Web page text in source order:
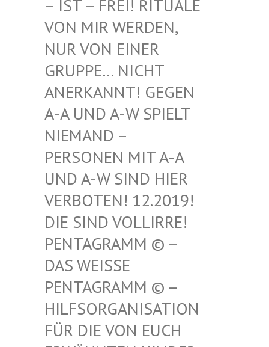
ST – FREI! RITUALE VON
MIR WERDEN, NUR
VON EINER GRU
PPE… NICHT ANE
RKANNT! GEGEN A-A
UND A-W SPIELT NIE
MAND – PER
SONEN MIT A-A UND
A-W SIND HIER VER
BOTEN! 12.2019! DIE
SIND VOLLIRRE! PEN
TAGRAMM © – DAS
WEISSE PENT
AGRAMM © – HILF
SORGANISATION FÜR
DIE VON EUCH ERWÄ